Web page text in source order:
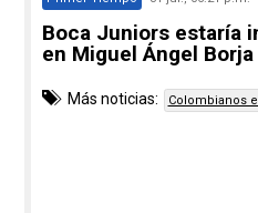
Boca Juniors estaría
en Miguel Ángel Borja
Más noticias: Colombianos